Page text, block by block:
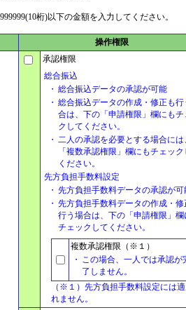
桁)以下の金額を入力してください。
操作権限
承認権限
総合振込
・ 総合振込データの承認が可能
・ 総合振込データの作成・修正も行
合は、下の「申請権限」欄にもチ
クしてください。
・ 二人の承認を必要とする場合には
「複数承認権限」欄にもチェッ
ください。
先方負担手数料設定
・ 先方負担手数料データの承認が可
・ 先方負担手数料データの作成・修
行う場合は、下の「申請権限」欄
チェックしてください。
複数承認権限（※１）
・ この場合、一人では承認が
了しません。
（※１）先方負担手数料設定には
れません。